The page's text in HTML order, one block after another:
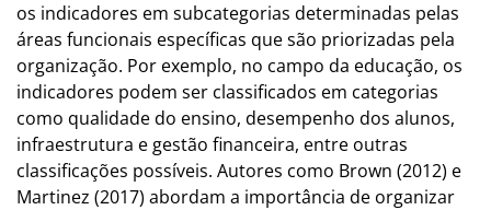
os indicadores em subcategorias determinadas pelas
áreas funcionais específicas que são priorizadas pela
organização. Por exemplo, no campo da educação, os
indicadores podem ser classificados em categorias
como qualidade do ensino, desempenho dos alunos,
infraestrutura e gestão financeira, entre outras
classificações possíveis. Autores como Brown (2012) e
Martinez (2017) abordam a importância de organizar